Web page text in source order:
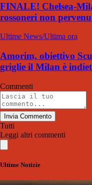
FINALE! Chelsea-
rossoneri non
Ultime News/Ultima ora
Amorim, obiettivo
griglie il Milan è
Commenti
Invia Commento
Tutti
Leggi altri commenti
Ultime Notizie